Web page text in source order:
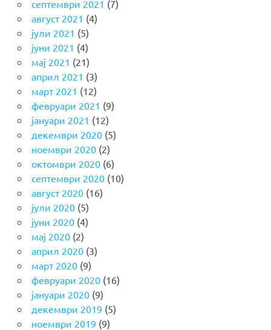
септември 2021 (7)
август 2021 (4)
јули 2021 (5)
јуни 2021 (4)
мај 2021 (21)
април 2021 (3)
март 2021 (12)
февруари 2021 (9)
јануари 2021 (12)
декември 2020(5)
ноември 2020(2)
октомври 2020(6)
септември 2020(10)
август 2020(16)
јули 2020(5)
јуни 2020(4)
мај 2020(2)
април 2020(3)
март 2020(9)
февруари 2020(16)
јануари 2020(9)
декември 2019 (5)
ноември 2019 (9)